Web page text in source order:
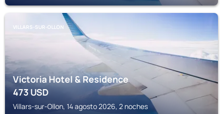
VILLARS-SUR-OLLON
Victoria Hotel & Residence
473USD
Villars-sur-Ollon, 14 agosto 2026, 2 noches